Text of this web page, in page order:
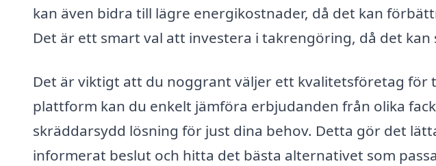
kan även bidra till lägre energikostnader, då det kan
Det är ett smart val att investera i takrengöring, då det kan
Det är viktigt att du noggrant väljer ett kvalitetsföretag för
plattform kan du enkelt jämföra erbjudanden från olika
skräddarsydd lösning för just dina behov. Detta gör det
informerat beslut och hitta det bästa alternativet som